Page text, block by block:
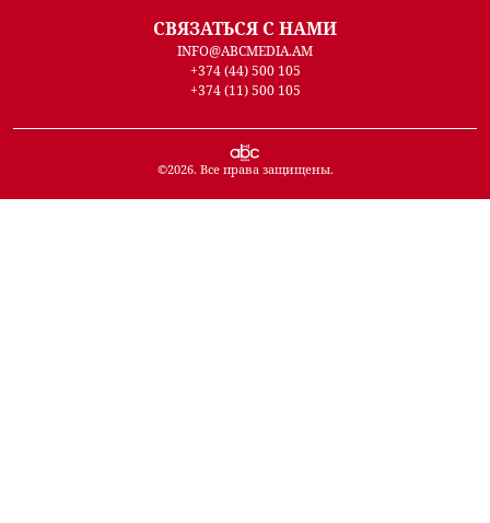
СВЯЗАТЬСЯ С НАМИ
INFO@ABCMEDIA.AM
+374 (44) 500 105
+374 (11) 500 105
©2026. Все права защищены.